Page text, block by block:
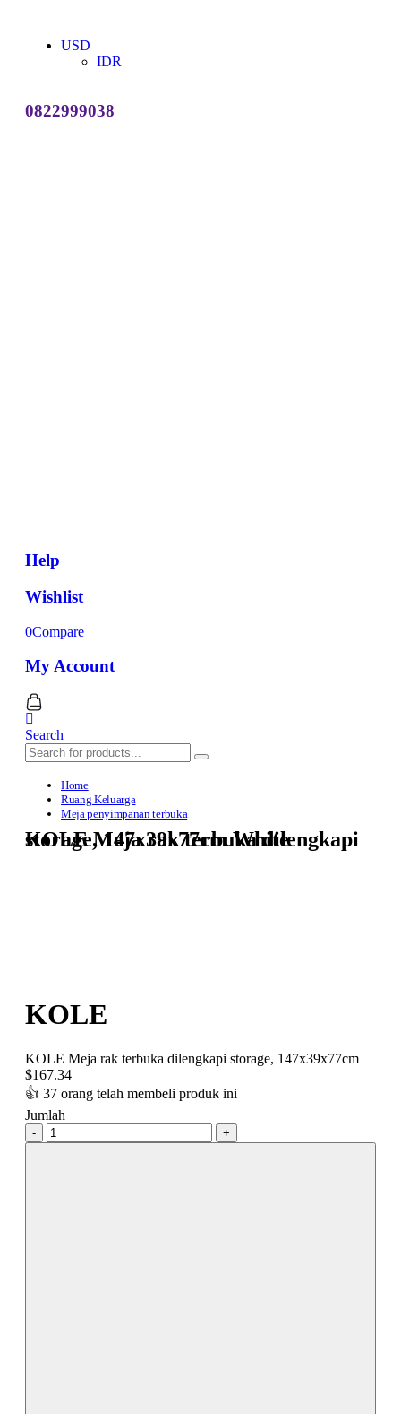
USD
IDR
0822999038
Help
Wishlist
0Compare
My Account
Search
Home
Ruang Keluarga
Meja penyimpanan terbuka
KOLE Meja rak terbuka dilengkapi storage, 147x39x77cm White
KOLE
KOLE Meja rak terbuka dilengkapi storage, 147x39x77cm
$167.34
👍 37 orang telah membeli produk ini
Jumlah
- +